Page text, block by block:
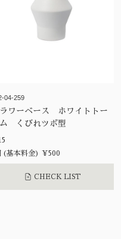
04-259
ワーベース ホワイトトー
くびれツボ型
(基本料金) ¥500
CHECK LIST